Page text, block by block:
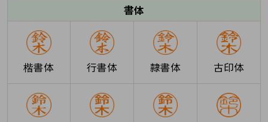
書体
楷書体 行書体 隷書体 古印体